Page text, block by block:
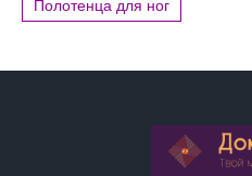
Полотенца для ног